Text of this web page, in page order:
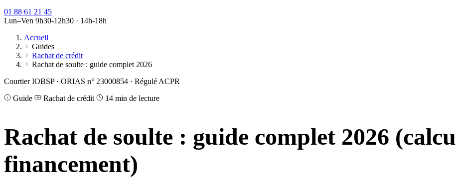
01 88 61 21 45
Lun–Ven 9h30-12h30 · 14h-18h
Accueil
Guides
Rachat de crédit
Rachat de soulte : guide complet 2026
Courtier IOBSP · ORIAS n° 23000854 · Régulé ACPR
Guide
Rachat de crédit 14 min de lecture
Rachat de soulte : guide complet 2026
financement)